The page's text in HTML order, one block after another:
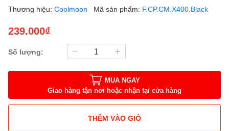
Thương hiệu: Coolmoon Mã sản phẩm: F.CP.CM.X400.Black
239.000₫
Số lượng:
MUA NGAY
Giao hàng tận nơi hoặc nhận tại cửa hàng
THÊM VÀO GIỎ